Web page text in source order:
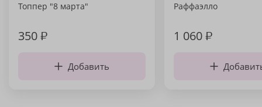
Топпер "8 марта"
350₽
Добавить
Раффаэлло
1 060₽